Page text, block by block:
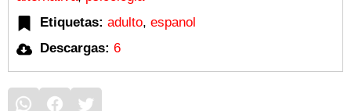
Etiquetas: adulto, espanol
Descargas: 6